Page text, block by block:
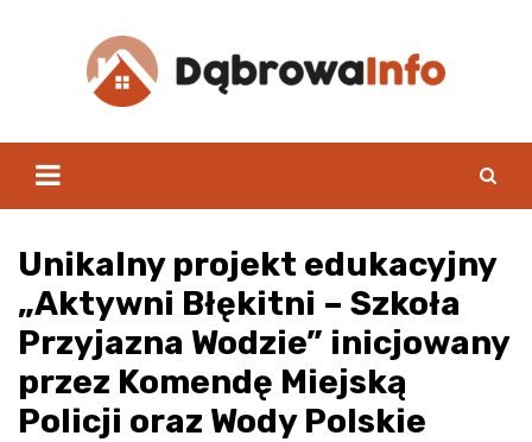
Unikalny projekt edukacyjny
„Aktywni Błękitni – Szkoła
Przyjazna Wodzie” inicjowany
przez Komendę Miejską
Policji oraz Wody Polskie